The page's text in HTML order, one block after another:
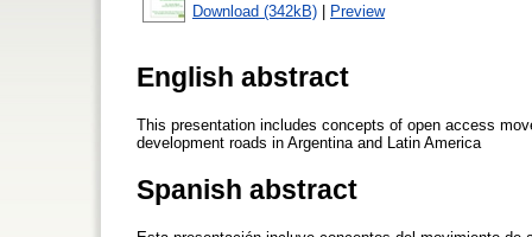
Download (342kB) | Preview
English abstract
This presentation includes concepts of open access
development roads in Argentina and Latin America
Spanish abstract